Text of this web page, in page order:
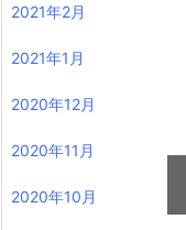
2021年2月
2021年1月
2020年12月
2020年11月
2020年10月